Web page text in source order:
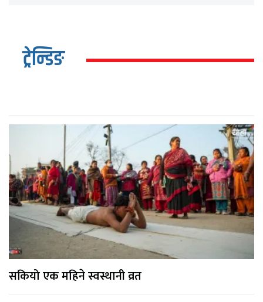
ट्रेन्डिङ
सकियो एक महिने स्वस्थानी व्रत